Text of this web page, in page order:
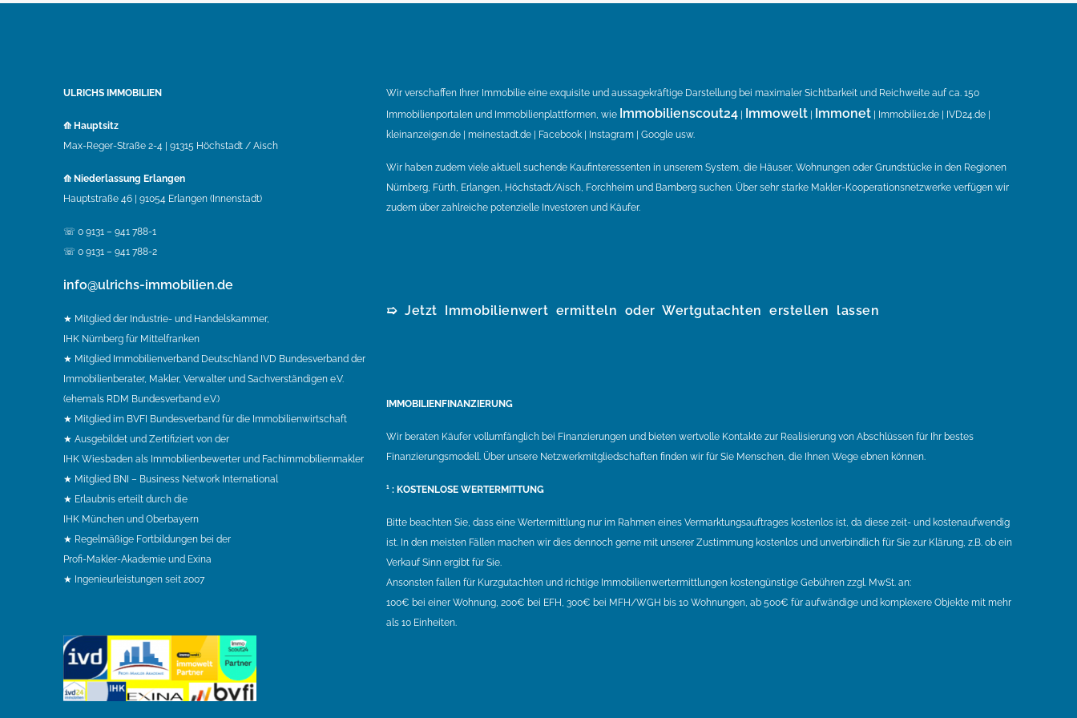
ULRICHS IMMOBILIEN
⟰ Hauptsitz
Max-Reger-Straße 2-4 | 91315 Höchstadt / Aisch
⟰ Niederlassung Erlangen
Hauptstraße 46 | 91054 Erlangen (Innenstadt)
☏ 0 9131 – 941 788-1
☏ 0 9131 – 941 788-2
info@ulrichs-immobilien.de
★ Mitglied der Industrie- und Handelskammer,
IHK Nürnberg für Mittelfranken
★ Mitglied Immobilienverband Deutschland IVD Bundesverband der
Immobilienberater, Makler, Verwalter und Sachverständigen e.V.
(ehemals RDM Bundesverband e.V.)
★ Mitglied im BVFI Bundesverband für die Immobilienwirtschaft
★ Ausgebildet und Zertifiziert von der
IHK Wiesbaden als Immobilienbewerter und Fachimmobilienmakler
★ Mitglied BNI – Business Network International
★ Erlaubnis erteilt durch die
IHK München und Oberbayern
★ Regelmäßige Fortbildungen bei der
Profi-Makler-Akademie und Exina
★ Ingenieurleistungen seit 2007
Wir verschaffen Ihrer Immobilie eine exquisite und aussagekräftige Darstellung bei maximaler Sichtbarkeit und Reichweite auf ca. 150
Immobilienportalen und Immobilienplattformen, wie Immobilienscout24 | Immowelt | Immonet | Immobilie1.de | IVD24.de |
kleinanzeigen.de | meinestadt.de | Facebook | Instagram | Google usw.
Wir haben zudem viele aktuell suchende Kaufinteressenten in unserem System, die Häuser, Wohnungen oder Grundstücke in den Regionen
Nürnberg, Fürth, Erlangen, Höchstadt/Aisch, Forchheim und Bamberg suchen. Über sehr starke Makler-Kooperationsnetzwerke verfügen wir
zudem über zahlreiche potenzielle Investoren und Käufer.
➯ Jetzt Immobilienwert ermitteln oder Wertgutachten erstellen lassen
IMMOBILIENFINANZIERUNG
Wir beraten Käufer vollumfänglich bei Finanzierungen und bieten wertvolle Kontakte zur Realisierung von Abschlüssen für Ihr bestes
Finanzierungsmodell. Über unsere Netzwerkmitgliedschaften finden wir für Sie Menschen, die Ihnen Wege ebnen können.
¹ : KOSTENLOSE WERTERMITTUNG
Bitte beachten Sie, dass eine Wertermittlung nur im Rahmen eines Vermarktungsauftrages kostenlos ist, da diese zeit- und kostenaufwendig
ist. In den meisten Fällen machen wir dies dennoch gerne mit unserer Zustimmung kostenlos und unverbindlich für Sie zur Klärung, z.B. ob ein
Verkauf Sinn ergibt für Sie.
Ansonsten fallen für Kurzgutachten und richtige Immobilienwertermittlungen kostengünstige Gebühren zzgl. MwSt. an:
100€ bei einer Wohnung, 200€ bei EFH, 300€ bei MFH/WGH bis 10 Wohnungen, ab 500€ für aufwändige und komplexere Objekte mit mehr
als 10 Einheiten.